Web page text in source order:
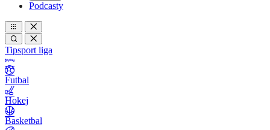
Podcasty
Tipsport liga
Futbal
Hokej
Basketbal